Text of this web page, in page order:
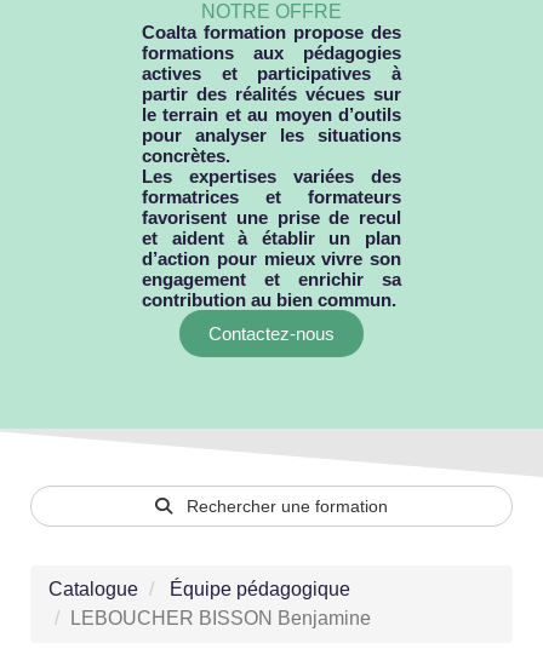
NOTRE OFFRE
Coalta formation propose des
formations aux pédagogies
actives et participatives à
partir des réalités vécues sur
le terrain et au moyen d’outils
pour analyser les situations
concrètes.
Les expertises variées des
formatrices et formateurs
favorisent une prise de recul
et aident à établir un plan
d’action pour mieux vivre son
engagement et enrichir sa
contribution au bien commun.
Contactez-nous
Rechercher une formation
Catalogue
Équipe pédagogique
LEBOUCHER BISSON Benjamine